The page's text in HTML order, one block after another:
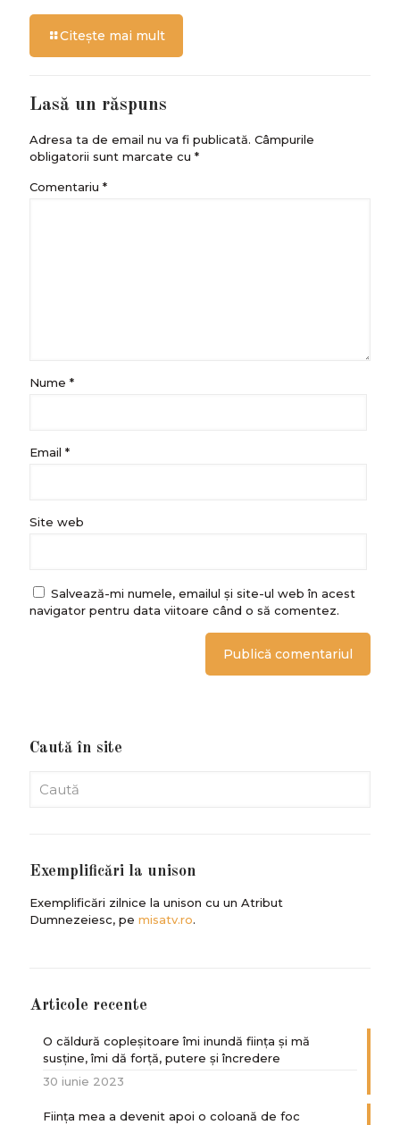
Citește mai mult
Lasă un răspuns
Adresa ta de email nu va fi publicată. Câmpurile
obligatorii sunt marcate cu *
Comentariu *
Nume *
Email *
Site web
Salvează-mi numele, emailul și site-ul web în acest
navigator pentru data viitoare când o să comentez.
Caută în site
Exemplificări la unison
Exemplificări zilnice la unison cu un Atribut
Dumnezeiesc, pe misatv.ro.
Articole recente
O căldură copleșitoare îmi inundă ființa și mă
susține, îmi dă forță, putere și încredere
30 iunie 2023
Ființa mea a devenit apoi o coloană de foc